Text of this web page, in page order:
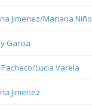
Jimenez/Mariana Niño
Garcia
Lucia Varela
Jimenez